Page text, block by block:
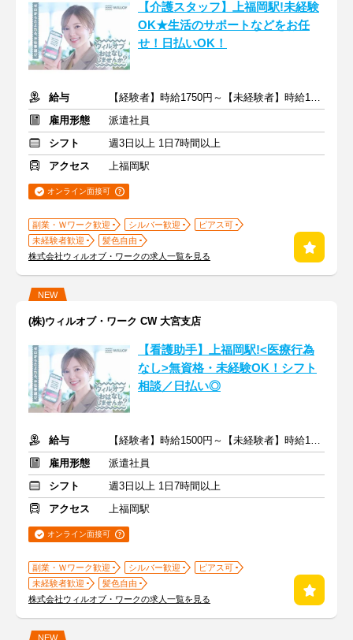
【介護スタッフ】上福岡駅!未経験
OK★生活のサポートなどをお任
せ！日払いOK！
給与
【経験者】時給1750円～【未経験者】時給1400円～ ＋交通費
雇用形態
派遣社員
シフト
週3日以上 1日7時間以上
アクセス
上福岡駅
オンライン面接可
副業・Ｗワーク歓迎 シルバー歓迎
ピアス可
未経験者歓迎
髪色自由
株式会社ウィルオブ・ワークの求人一覧を見る
NEW
(株)ウィルオブ・ワーク CW 大宮支店
【看護助手】上福岡駅!<医療行為
なし>無資格・未経験OK！シフト
相談／日払い◎
給与
【経験者】時給1500円～【未経験者】時給1350円～ ＋交通費
雇用形態
派遣社員
シフト
週3日以上 1日7時間以上
アクセス
上福岡駅
オンライン面接可
副業・Ｗワーク歓迎 シルバー歓迎
ピアス可
未経験者歓迎
髪色自由
株式会社ウィルオブ・ワークの求人一覧を見る
NEW